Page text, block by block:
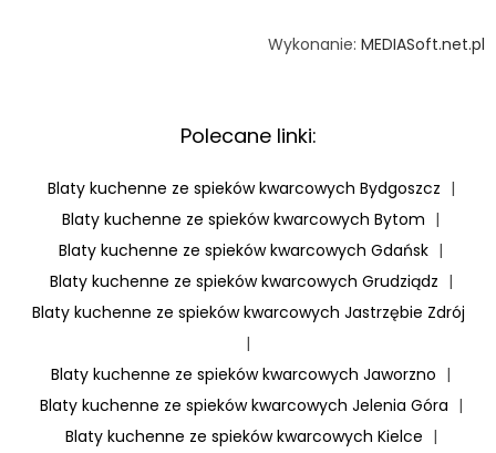
Wykonanie: MEDIASoft.net.pl
Polecane linki:
Blaty kuchenne ze spieków kwarcowych Bydgoszcz |
Blaty kuchenne ze spieków kwarcowych Bytom |
Blaty kuchenne ze spieków kwarcowych Gdańsk |
Blaty kuchenne ze spieków kwarcowych Grudziądz |
Blaty kuchenne ze spieków kwarcowych Jastrzębie Zdrój
|
Blaty kuchenne ze spieków kwarcowych Jaworzno |
Blaty kuchenne ze spieków kwarcowych Jelenia Góra |
Blaty kuchenne ze spieków kwarcowych Kielce |